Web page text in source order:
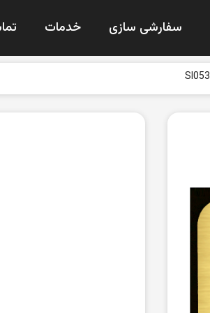
سفارشی سازی خدمات